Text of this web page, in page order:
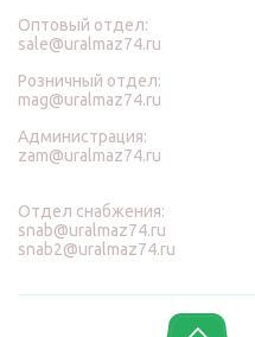
Оптовый отдел:
sale@uralmaz74.ru
Розничный отдел:
mag@uralmaz74.ru
Администрация:
zam@uralmaz74.ru
Отдел снабжения:
snab@uralmaz74.ru
snab2@uralmaz74.ru